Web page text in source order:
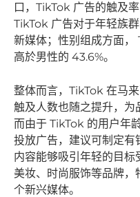
口，TikTok 广告的触及
TikTok 广告对于年轻族
新媒体；性别组成方面，
高於男性的 43.6%。
整体而言，TikTok 在马
触及人数也随之提升，为
而由于 TikTok 的用户年
投放广告，建议可制定有
内容能够吸引年轻的目
美妆、时尚服饰等品牌
个新兴媒体。